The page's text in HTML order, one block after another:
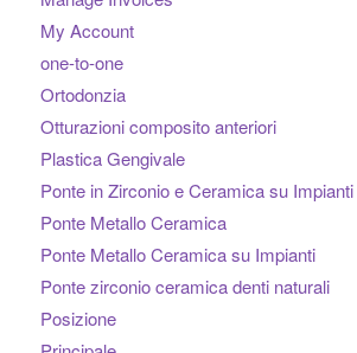
My Account
one-to-one
Ortodonzia
Otturazioni composito anteriori
Plastica Gengivale
Ponte in Zirconio e Ceramica su Impianti
Ponte Metallo Ceramica
Ponte Metallo Ceramica su Impianti
Ponte zirconio ceramica denti naturali
Posizione